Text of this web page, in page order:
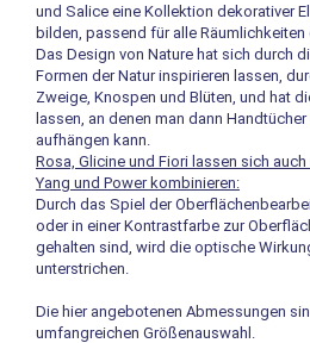
und Salice eine Kollektion dekorativer
bilden, passend für alle Räumlichkeiten
Das Design von Nature hat sich durch
Formen der Natur inspirieren lassen,
Zweige, Knospen und Blüten, und hat
lassen, an denen man dann
aufhängen kann.
Rosa, Glicine und Fiori lassen sich auch
Yang und Power kombinieren:
Durch das Spiel der
oder in einer Kontrastfarbe zur
gehalten sind, wird die optische
unterstrichen.
Die hier angebotenen Abmessungen
umfangreichen Größenauswahl.